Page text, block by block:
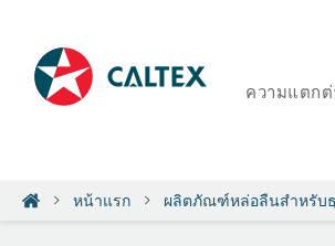
ความแตกต่
หน้าแรก ผลิตภัณฑ์หล่อลื่นสำหรับ